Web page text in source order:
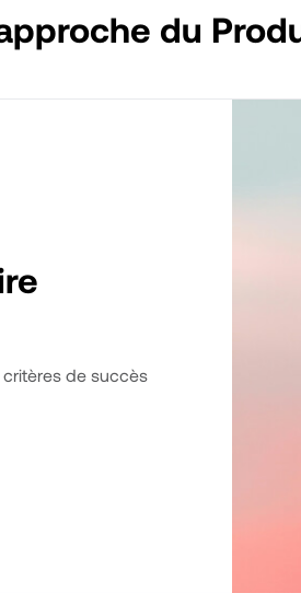
du
critères de succès